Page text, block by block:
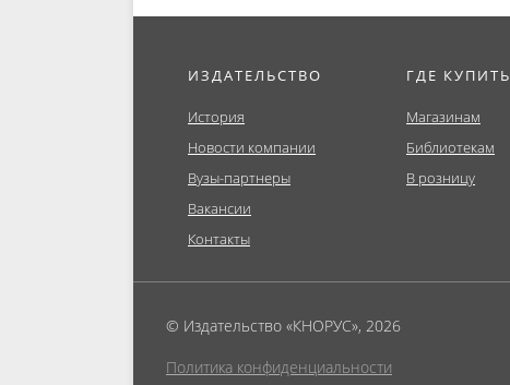
ИЗДАТЕЛЬСТВО
История
Новости компании
Вузы-партнеры
Вакансии
Контакты
ГДЕ КУПИТЬ
Магазинам
Библиотекам
В розницу
© Издательство «КНОРУС», 2026
Политика конфиденциальности